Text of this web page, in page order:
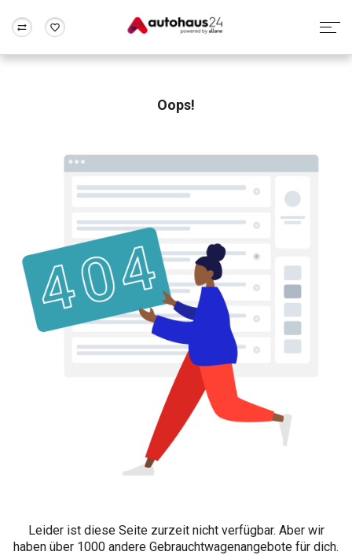
Rund um die Inzahlungnahme
Oops!
Leider ist diese Seite zurzeit nicht verfügbar. Aber wir
haben über 1000 andere Gebrauchtwagenangebote für dich.